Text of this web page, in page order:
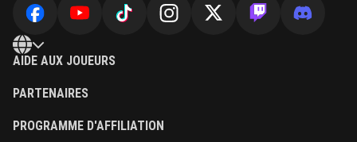
AIDE AUX JOUEURS
PARTENAIRES
PROGRAMME D'AFFILIATION